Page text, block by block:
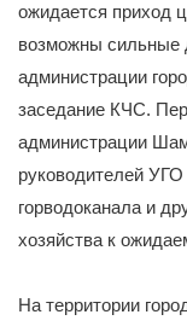
ожидается приход
возможны сильные
администрации
заседание КЧС.
администрации
руководителей
горводоканала и
хозяйства к
На территории